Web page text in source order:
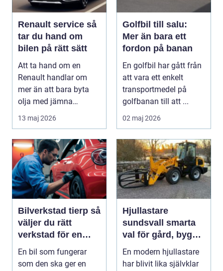
Renault service så
tar du hand om
bilen på rätt sätt
Att ta hand om en
Renault handlar om
mer än att bara byta
olja med jämna
mellanrum. För många
biläga...
13 maj 2026
Golfbil till salu:
Mer än bara ett
fordon på banan
En golfbil har gått från
att vara ett enkelt
transportmedel på
golfbanan till att ...
02 maj 2026
Bilverkstad tierp så
väljer du rätt
verkstad för en
tryggare bilvardag
En bil som fungerar
som den ska ger en
Hjullastare
sundsvall smarta
val för gård, bygg
och entreprenad
En modern hjullastare
har blivit lika självklar